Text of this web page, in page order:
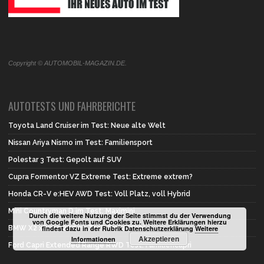
Copyright © AUTOMOBIL-MAGAZIN.DE.
AUTOTESTS UND FAHRBERICHTE
Toyota Land Cruiser im Test: Neue alte Welt
Nissan Ariya Nismo im Test: Familiensport
Polestar 3 Test: Gepolt auf SUV
Cupra Formentor VZ Extreme Test: Extreme extrem?
Honda CR-V e:HEV AWD Test: Voll Platz, voll Hybrid
Mini Countryman D im Test: Maximini
BMW X2 xDrive 20d im Test: Erste Wahl
Ford Capri Extended Range RWD Test: Familiencapri
Durch die weitere Nutzung der Seite stimmst du der Verwendung
von Google Fonts und Cookies zu. Weitere Erklärungen hierzu
findest dazu in der Rubrik DatenschutzerklärungWeitere
Informationen
Akzeptieren